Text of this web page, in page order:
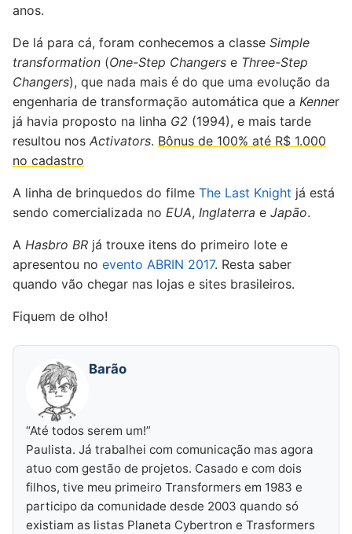
anos.
De lá para cá, foram conhecemos a classe Simple
transformation (One-Step Changers e Three-Step
Changers), que nada mais é do que uma evolução da
engenharia de transformação automática que a Kenner
já havia proposto na linha G2 (1994), e mais tarde
resultou nos Activators. Bônus de 100% até R$ 1.000
no cadastro
A linha de brinquedos do filme The Last Knight já está
sendo comercializada no EUA, Inglaterra e Japão.
A Hasbro BR já trouxe itens do primeiro lote e
apresentou no evento ABRIN 2017. Resta saber
quando vão chegar nas lojas e sites brasileiros.
Fiquem de olho!
Barão
“Até todos serem um!”
Paulista. Já trabalhei com comunicação mas agora
atuo com gestão de projetos. Casado e com dois
filhos, tive meu primeiro Transformers em 1983 e
participo da comunidade desde 2003 quando só
existiam as listas Planeta Cybertron e Trasformers